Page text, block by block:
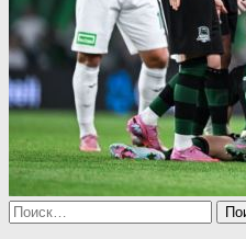
Найти: